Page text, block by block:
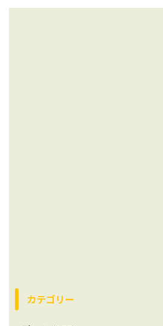
カテゴリー